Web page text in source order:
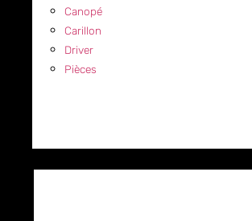
Canopé
Carillon
Driver
Pièces